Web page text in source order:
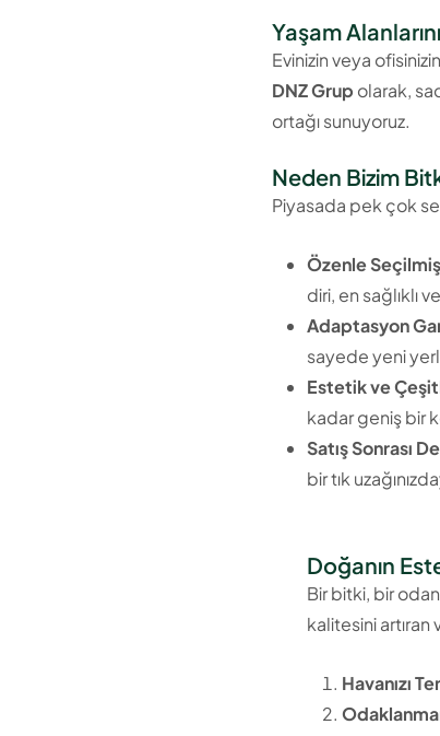
Yaşam
Evinizin veya
DNZ Grup olarak,
ortağı sunuyoruz.
Neden Bizim
Piyasada pek çok
Özenle Seçilmiş
diri, en sağlıklı
Adaptasyon
sayede yeni
Estetik ve
kadar geniş bir
Satış Sonrası
bir tık
Doğanın
Bir bitki, bir
kalitesini
Havanızı